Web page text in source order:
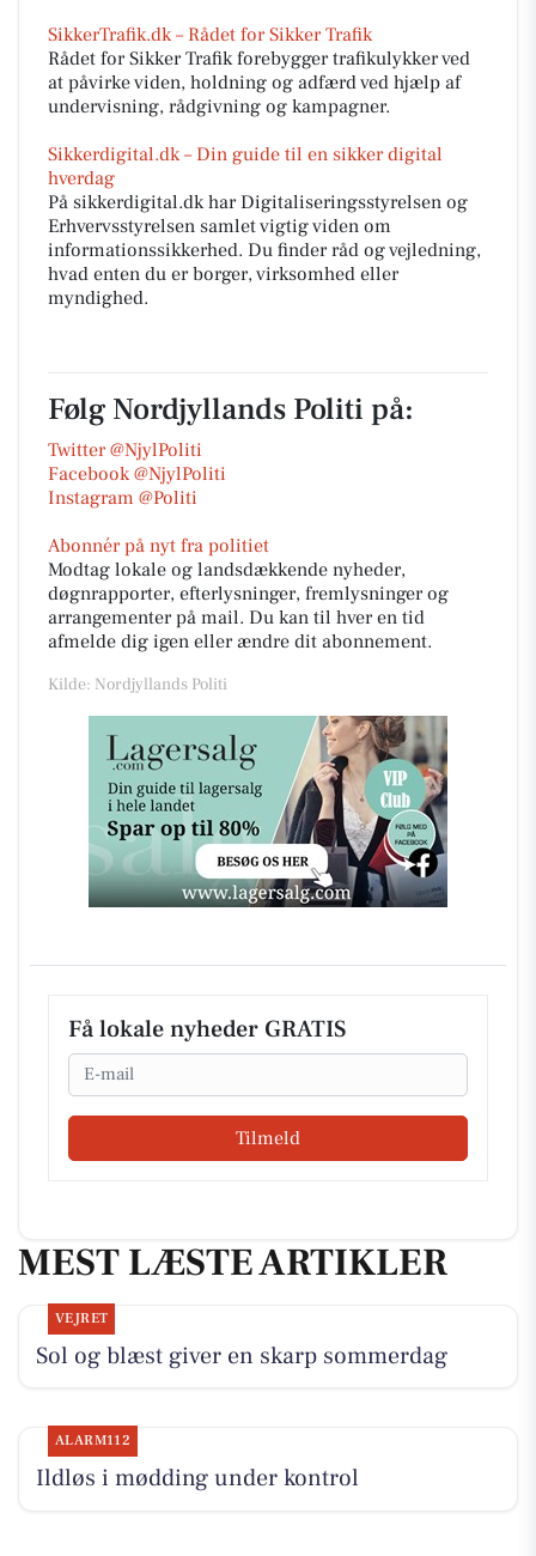
SikkerTrafik.dk – Rådet for Sikker Trafik
Rådet for Sikker Trafik forebygger trafikulykker ved
at påvirke viden, holdning og adfærd ved hjælp af
undervisning, rådgivning og kampagner.
Sikkerdigital.dk – Din guide til en sikker digital
hverdag
På sikkerdigital.dk har Digitaliseringsstyrelsen og
Erhvervsstyrelsen samlet vigtig viden om
informationssikkerhed. Du finder råd og vejledning,
hvad enten du er borger, virksomhed eller
myndighed.
Følg Nordjyllands Politi på:
Twitter @NjylPoliti
Facebook @NjylPoliti
Instagram @Politi
Abonnér på nyt fra politiet
Modtag lokale og landsdækkende nyheder,
døgnrapporter, efterlysninger, fremlysninger og
arrangementer på mail. Du kan til hver en tid
afmelde dig igen eller ændre dit abonnement.
Kilde: Nordjyllands Politi
Få lokale nyheder GRATIS
Email
Tilmeld
MEST LÆSTE ARTIKLER
VEJRET
Sol og blæst giver en skarp sommerdag
ALARM112
Ildløs i mødding under kontrol